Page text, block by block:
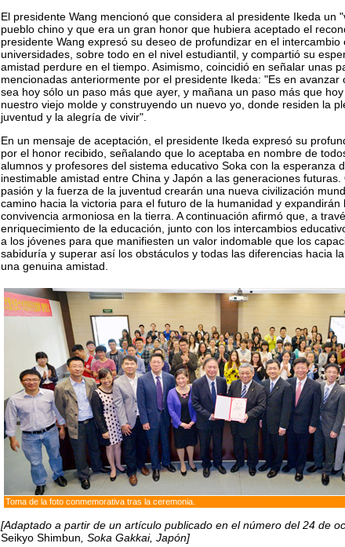
El presidente Wang mencionó que considera al presidente Ikeda un
pueblo chino y que era un gran honor que hubiera aceptado el
presidente Wang expresó su deseo de profundizar en el intercambio
universidades, sobre todo en el nivel estudiantil, y compartió su
amistad perdure en el tiempo. Asimismo, coincidió en señalar unas
mencionadas anteriormente por el presidente Ikeda: "Es en avanzar
sea hoy sólo un paso más que ayer, y mañana un paso más que
nuestro viejo molde y construyendo un nuevo yo, donde residen la
juventud y la alegría de vivir".
En un mensaje de aceptación, el presidente Ikeda expresó su
por el honor recibido, señalando que lo aceptaba en nombre de
alumnos y profesores del sistema educativo Soka con la esperanza
inestimable amistad entre China y Japón a las generaciones futuras.
pasión y la fuerza de la juventud crearán una nueva civilización
camino hacia la victoria para el futuro de la humanidad y expandirán
convivencia armoniosa en la tierra. A continuación afirmó que, a
enriquecimiento de la educación, junto con los intercambios
a los jóvenes para que manifiesten un valor indomable que los
sabiduría y superar así los obstáculos y todas las diferencias hacia
una genuina amistad.
Toma de la foto conmemorativa tras la ceremonia.
[Adaptado a partir de un artículo publicado en el número del 24 de
Seikyo Shimbun , Soka Gakkai, Japón]